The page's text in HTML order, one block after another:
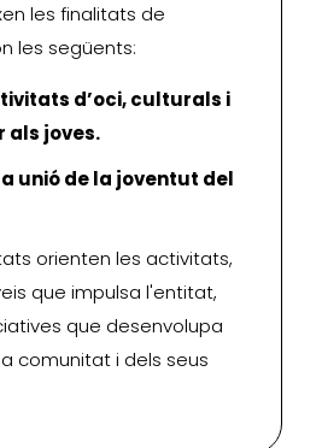
les finalitats de
les següents:
d’oci, culturals i
als joves.
unió de la joventut del
orienten les activitats,
que impulsa l'entitat,
que desenvolupa
comunitat i dels seus